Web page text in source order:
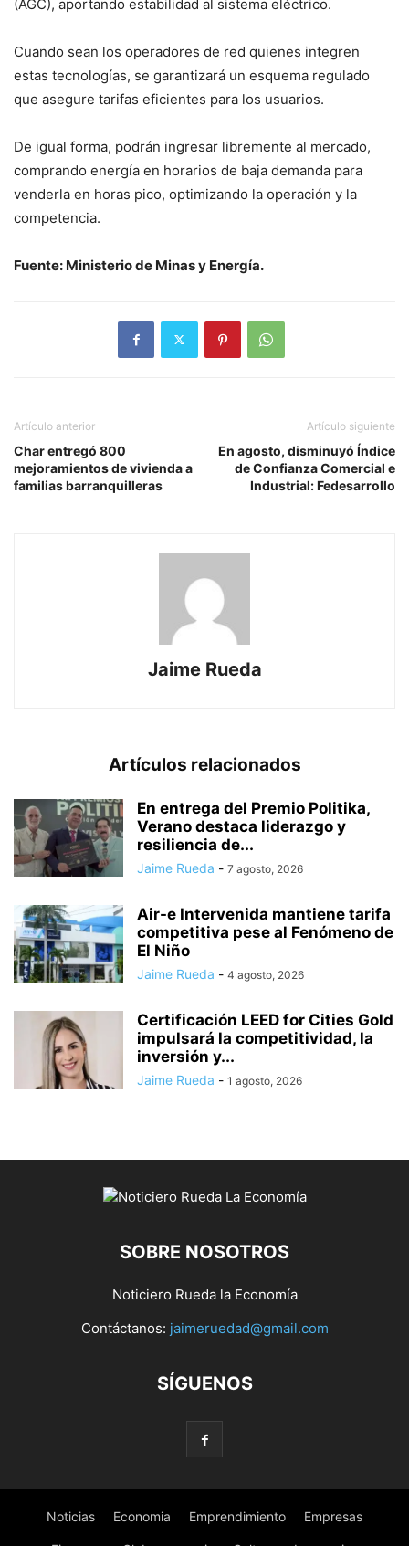
(AGC), aportando estabilidad al sistema eléctrico.
Cuando sean los operadores de red quienes integren
estas tecnologías, se garantizará un esquema regulado
que asegure tarifas eficientes para los usuarios.
De igual forma, podrán ingresar libremente al mercado,
comprando energía en horarios de baja demanda para
venderla en horas pico, optimizando la operación y la
competencia.
Fuente: Ministerio de Minas y Energía.
Artículo anterior
Char entregó 800
mejoramientos de vivienda a
familias barranquilleras
Artículo siguiente
En agosto, disminuyó Índice
de Confianza Comercial e
Industrial: Fedesarrollo
Jaime Rueda
Artículos relacionados
En entrega del Premio Politika,
Verano destaca liderazgo y
resiliencia de...
Jaime Rueda - 7 agosto, 2026
Air-e Intervenida mantiene tarifa
competitiva pese al Fenómeno de
El Niño
Jaime Rueda - 4 agosto, 2026
Certificación LEED for Cities Gold
impulsará la competitividad, la
inversión y...
Jaime Rueda - 1 agosto, 2026
SOBRE NOSOTROS
Noticiero Rueda la Economía
Contáctanos: jaimeruedad@gmail.com
SÍGUENOS
Noticias Economia Emprendimiento Empresas